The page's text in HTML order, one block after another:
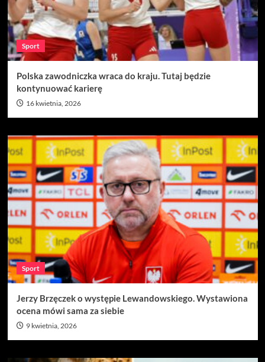
Sport
Polska zawodniczka wraca do kraju. Tutaj będzie
kontynuować karierę
16 kwietnia, 2026
Sport
Jerzy Brzęczek o występie Lewandowskiego. Wystawiona
ocena mówi sama za siebie
9 kwietnia, 2026